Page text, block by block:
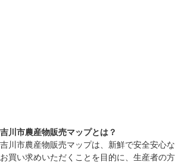
吉川市農産物販売マップとは？
吉川市農産物販売マップは、新鮮で安全安心
お買い求めいただくことを目的に、生産者の